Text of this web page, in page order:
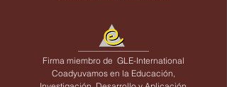
Firma miembro de GLE-International
Coadyuvamos en la Educación,